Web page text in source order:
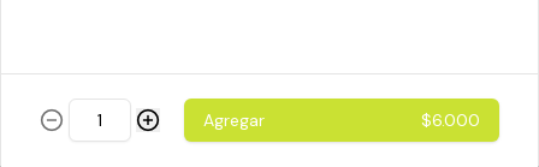
$5.800
Agregar $6.000